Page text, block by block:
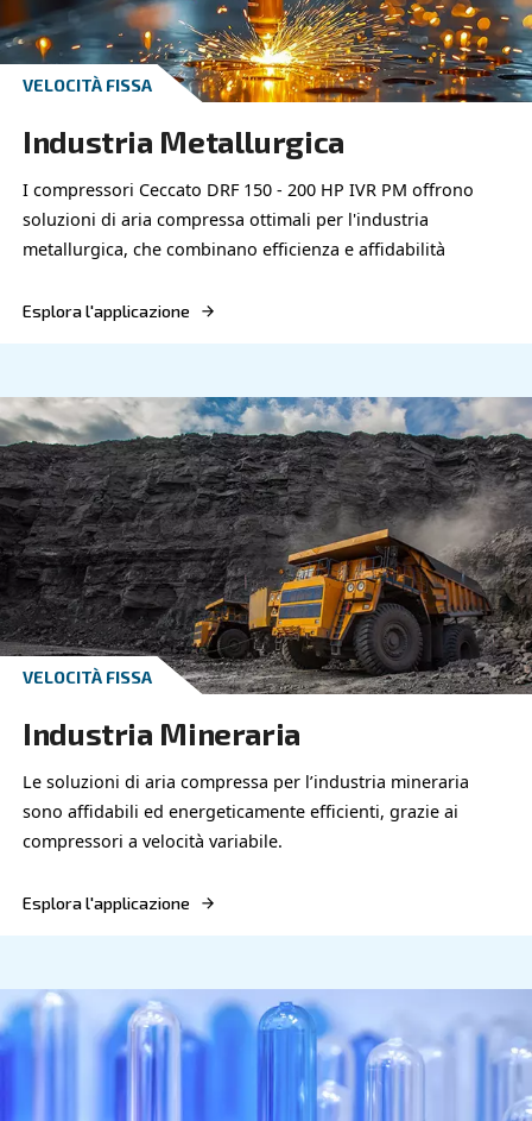
COMPRESSORI OIL-FREE
Industria Metalmeccanica
Gli affidabili compressori Ceccato garantiscono
prestazioni ed efficienza energetica. Ecco le
aria compressa per l'industria metalmeccanica.